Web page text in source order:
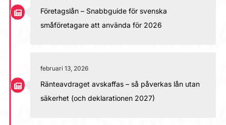
Företagslån – Snabbguide för svenska
småföretagare att använda för 2026
februari 13, 2026
Ränteavdraget avskaffas – så påverkas lån utan
säkerhet (och deklarationen 2027)